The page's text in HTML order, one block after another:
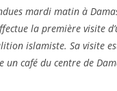
mardi matin à
la première visite
islamiste. Sa visite
café du centre de